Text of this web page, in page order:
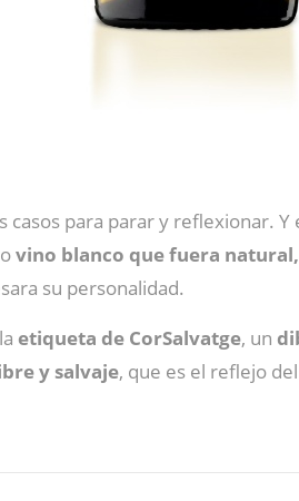
para parar y reflexionar.
vino blanco que fuera
su personalidad.
etiqueta de CorSalvatge, un
y salvaje, que es el reflejo